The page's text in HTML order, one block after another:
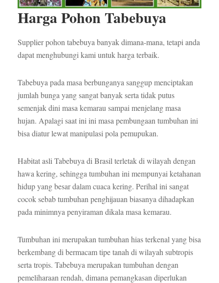
Harga Pohon Tabebuya
Supplier pohon tabebuya banyak dimana-mana, tetapi anda
dapat menghubungi kami untuk harga terbaik.
Tabebuya pada masa berbunganya sanggup menciptakan
jumlah bunga yang sangat banyak serta tidak putus
semenjak dini masa kemarau sampai menjelang masa
hujan. Apalagi saat ini ini masa pembungaan tumbuhan ini
bisa diatur lewat manipulasi pola pemupukan.
Habitat asli Tabebuya di Brasil terletak di wilayah dengan
hawa kering, sehingga tumbuhan ini mempunyai ketahanan
hidup yang besar dalam cuaca kering. Perihal ini sangat
cocok sebab tumbuhan penghijauan biasanya dihadapkan
pada minimnya penyiraman dikala masa kemarau.
Tumbuhan ini merupakan tumbuhan hias terkenal yang bisa
berkembang di bermacam tipe tanah di wilayah subtropis
serta tropis. Tabebuya merupakan tumbuhan dengan
pemeliharaan rendah, dimana pemangkasan diperlukan